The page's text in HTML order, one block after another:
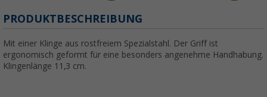
PRODUKTBESCHREIBUNG
Mit einer Klinge aus rostfreiem Spezialstahl. Der Griff ist
ergonomisch geformt für eine besonders angenehme Handhabung.
Klingenlänge 11,3 cm.